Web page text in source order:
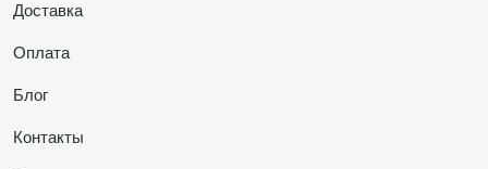
Доставка
Оплата
Блог
Контакты